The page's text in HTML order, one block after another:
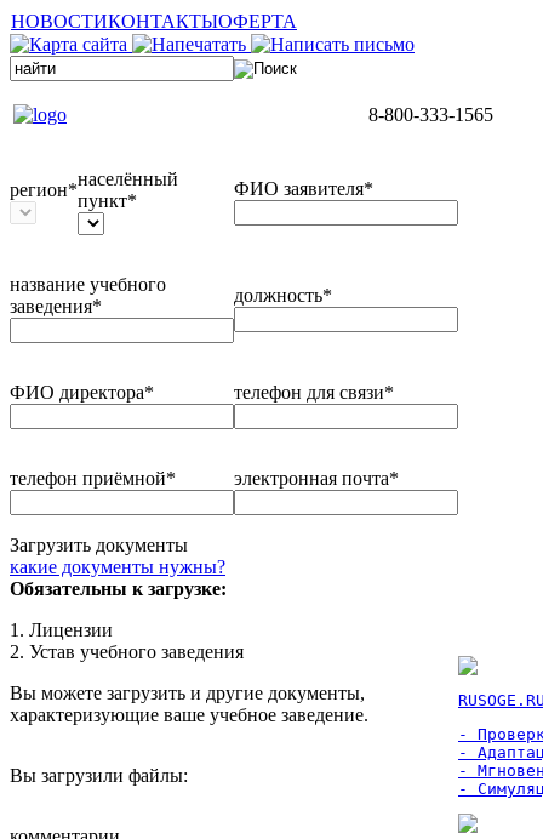
НОВОСТИКОНТАКТЫОФЕРТА
8-800-333-1565
регион*
населённый
пункт*
ФИО заявителя*
название учебного
заведения*
должность*
ФИО директора* телефон для связи*
телефон приёмной* электронная почта*
Загрузить документы
какие документы нужны?
Обязательны к загрузке:
1. Лицензии
2. Устав учебного заведения
Вы можете загрузить и другие документы,
характеризующие ваше учебное заведение.
Вы загрузили файлы:
-
-
-
-